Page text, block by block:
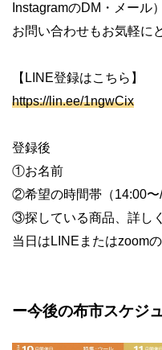
InstagramのDM・メール
お問い合わせもお気軽に
【LINE登録はこちら】
https://lin.ee/1ngwCix
登録後
①お名前
②希望の時間帯（14:00〜/
③探している商品、詳し
当日はLINEまたはzoom
ー今後の布市スケジ